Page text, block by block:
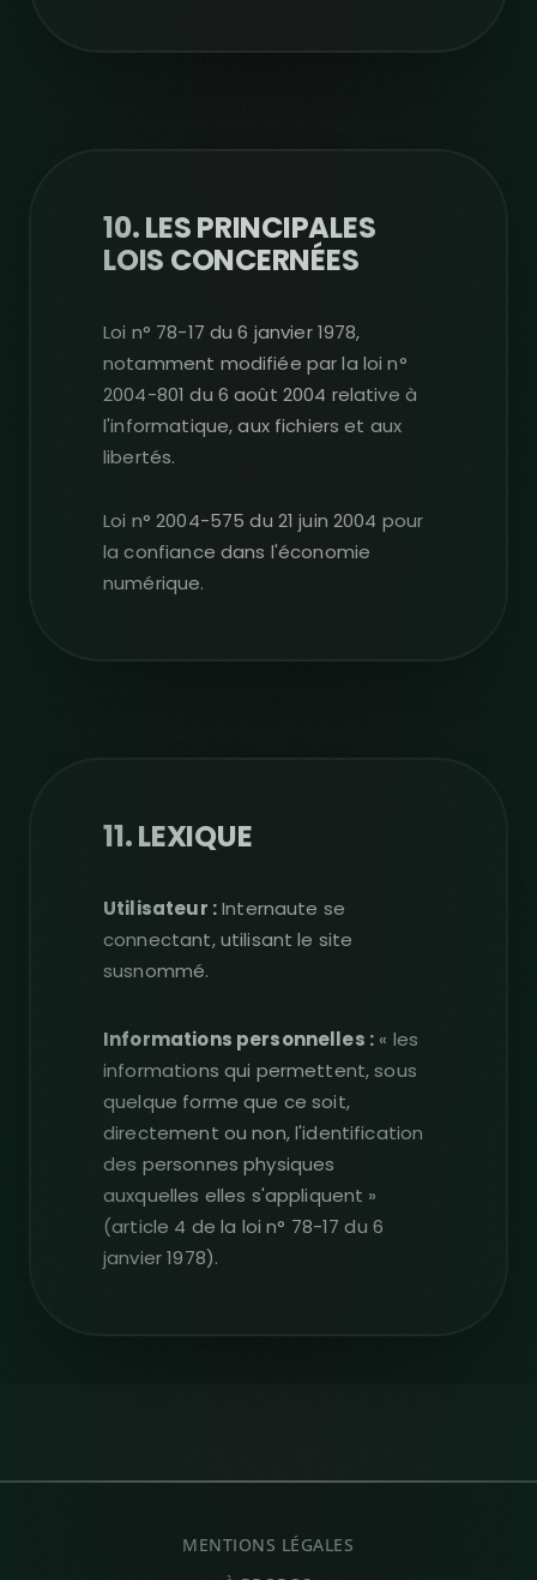
10. LES PRINCIPALES
LOIS CONCERNÉES
Loi n° 78-17 du 6 janvier 1978,
notamment modifiée par la loi n°
2004-801 du 6 août 2004 relative à
l'informatique, aux fichiers et aux
libertés.
Loi n° 2004-575 du 21 juin 2004 pour
la confiance dans l'économie
numérique.
11. LEXIQUE
Utilisateur :Internaute se
connectant, utilisant le site
susnommé.
Informations personnelles :« les
informations qui permettent, sous
quelque forme que ce soit,
directement ou non, l'identification
des personnes physiques
auxquelles elles s'appliquent »
(article 4 de la loi n° 78-17 du 6
janvier 1978).
MENTIONS LÉGALES